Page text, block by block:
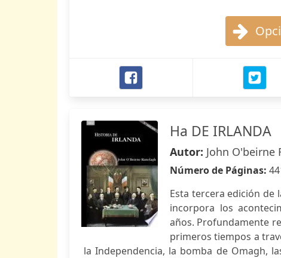
Ha DE IRLANDA
Autor: John O'beirne
Número de Páginas:
Esta tercera edición de
incorpora los
años. Profundamente
primeros tiempos a
la Independencia, la bomba de Omagh,